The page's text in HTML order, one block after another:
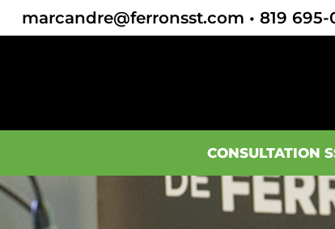
marcandre@ferronsst.com • 819 695-
CONSULTATION